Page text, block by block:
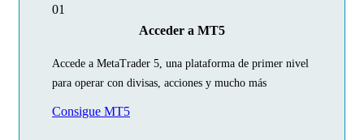
01
Acceder a MT5
Accede a MetaTrader 5, una plataforma de primer nivel
para operar con divisas, acciones y mucho más
Consigue MT5